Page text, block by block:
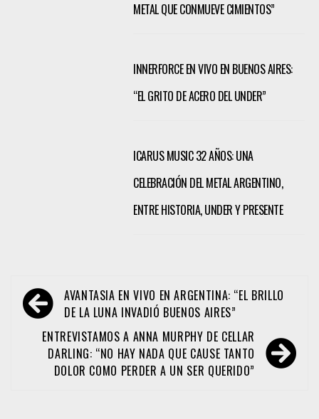
METAL QUE CONMUEVE CIMIENTOS”
INNERFORCE EN VIVO EN BUENOS AIRES:
“EL GRITO DE ACERO DEL UNDER”
ICARUS MUSIC 32 AÑOS: UNA
CELEBRACIÓN DEL METAL ARGENTINO,
ENTRE HISTORIA, UNDER Y PRESENTE
Navegación
de
entradas
AVANTASIA EN VIVO EN ARGENTINA: “EL BRILLO
DE LA LUNA INVADIÓ BUENOS AIRES”
ENTREVISTAMOS A ANNA MURPHY DE CELLAR
DARLING: “NO HAY NADA QUE CAUSE TANTO
DOLOR COMO PERDER A UN SER QUERIDO”